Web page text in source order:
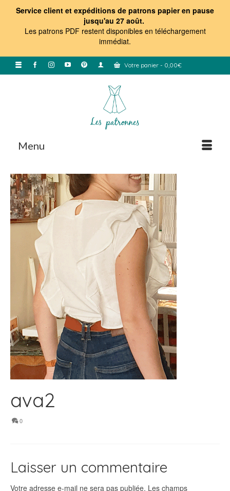
Service client et expéditions de patrons papier en pause
jusqu'au 27 août.
Les patrons PDF restent disponibles en téléchargement
immédiat.
Votre panier - 0,00€
Menu
ava2
0
Laisser un commentaire
Votre adresse e-mail ne sera pas publiée. Les champs